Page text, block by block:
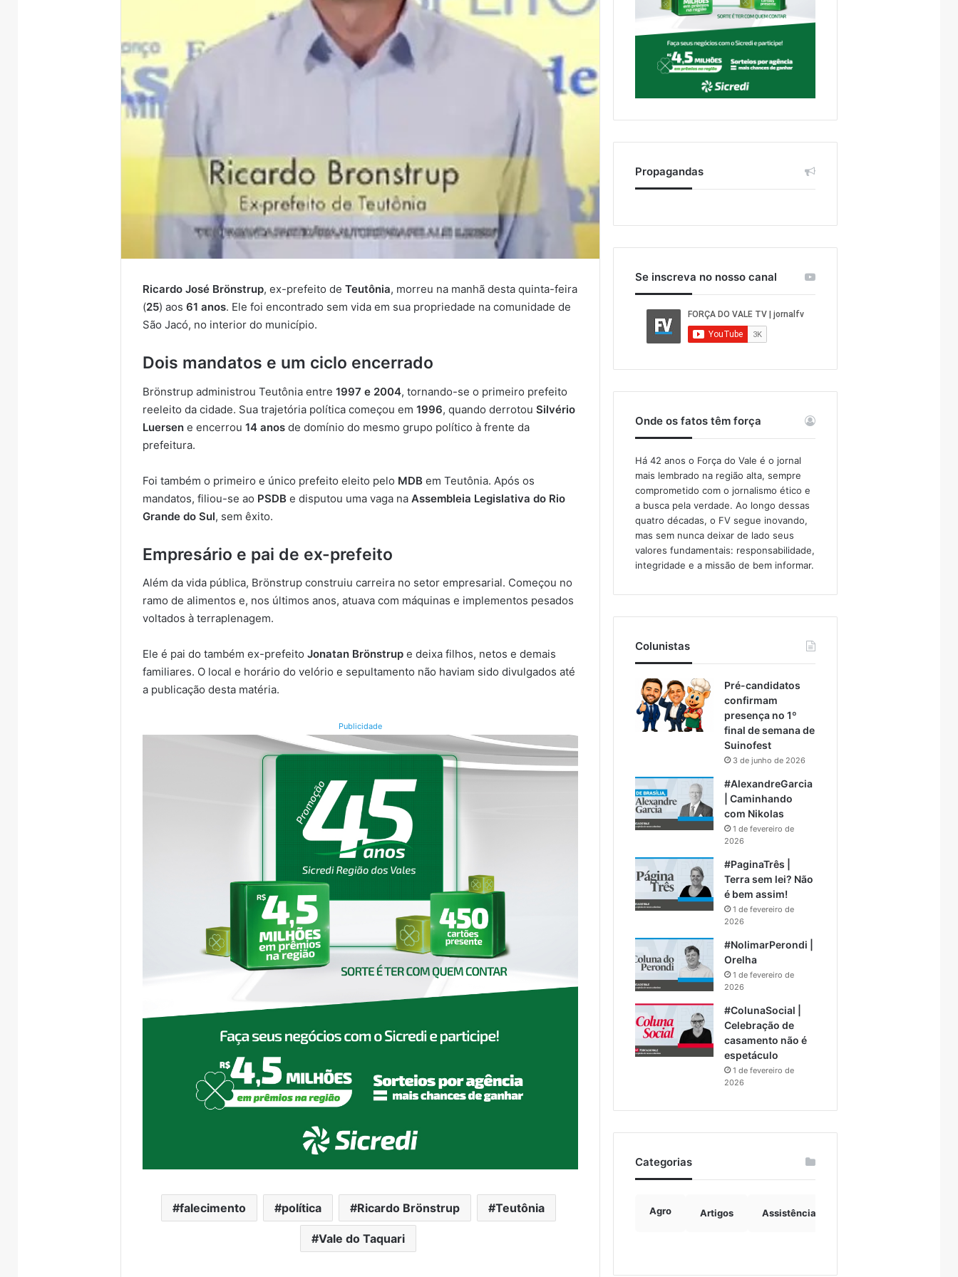
Ricardo José Brönstrup, ex-prefeito deTeutônia, morreu na manhã desta quinta-feira
(25) aos61 anos. Ele foi encontrado sem vida em sua propriedade na comunidade de
São Jacó, no interior do município.
Dois mandatos e um ciclo encerrado
Brönstrup administrou Teutônia entre1997 e 2004, tornando-se o primeiro prefeito
reeleito da cidade. Sua trajetória política começou em1996, quando derrotouSilvério
Luersen e encerrou14 anos de domínio do mesmo grupo político à frente da
prefeitura.
Foi também o primeiro e único prefeito eleito pelo MDB em Teutônia. Após os
mandatos, filiou-se ao PSDB e disputou uma vaga naAssembleia Legislativa do Rio
Grande do Sul, sem êxito.
Empresário e pai de ex-prefeito
Além da vida pública, Brönstrup construiu carreira no setor empresarial. Começou no
ramo de alimentos e, nos últimos anos, atuava com máquinas e implementos pesados
voltados à terraplenagem.
Ele é pai do também ex-prefeitoJonatan Brönstrup e deixa filhos, netos e demais
familiares. O local e horário do velório e sepultamento não haviam sido divulgados até
a publicação desta matéria.
Publicidade
falecimento política Ricardo Brönstrup Teutônia
Vale do Taquari
Propagandas
Se inscreva no nosso canal
Onde os fatos têm força
Há 42 anos o Força do Vale é o jornal
mais lembrado na região alta, sempre
comprometido com o jornalismo ético e
a busca pela verdade. Ao longo dessas
quatro décadas, o FV segue inovando,
mas sem nunca deixar de lado seus
valores fundamentais: responsabilidade,
integridade e a missão de bem informar.​
Colunistas
Pré-candidatos
confirmam
presença no 1º
final de semana de
Suinofest
3 de junho de 2026
#AlexandreGarcia
| Caminhando
com Nikolas
1 de fevereiro de
2026
#PaginaTrês |
Terra sem lei? Não
é bem assim!
1 de fevereiro de
2026
#NolimarPerondi |
Orelha
1 de fevereiro de
2026
#ColunaSocial |
Celebração de
casamento não é
espetáculo
1 de fevereiro de
2026
Categorias
Agro Artigos Assistência Social